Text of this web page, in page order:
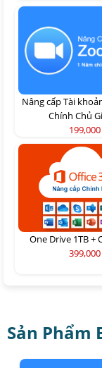
Nâng cấp Tài
Chính Chủ
199,000
One Drive 1TB +
399,000
Sản Phẩm